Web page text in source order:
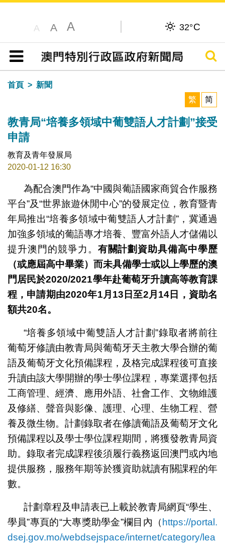
A A A 32°C
目錄
搜尋
首頁
新聞
繁
简
教青局“培養多領域中葡雙語人才計劃”接受
申請
教育及青年發展局
2020-01-12 16:30
為配合澳門作為“中國與葡語國家商貿合作服務
平台”及“世界旅遊休閒中心”的發展定位，教育暨青
年局推出“培養多領域中葡雙語人才計劃”，冀通過
加強多領域的葡語專才培養、豐富外語人才儲備以
提升澳門的競爭力。 有關計劃資助具備高中學歷
（或應屆高中畢業）而未具備學士或以上學歷的澳
門居民於2020/2021學年赴葡萄牙升讀高等教育課
程，申請期由2020年1月13 日至2月14 日，資助名
額共20名。
“培養多領域中葡雙語人才計劃”錄取者將前往
葡萄牙修讀由教青局與葡萄牙天主教大學合辦的葡
語及葡萄牙文化預備課程，及格完成課程後可直接
升讀由該大學開辦的學士學位課程，專業選擇包括
工商管理、經濟、應用外語、社會工作、文物維護
及修繕、聲音與影像、護理、心理、生物工程、營
養及微生物。計劃錄取者在修讀葡語及葡萄牙文化
預備課程以及學士學位課程期間，將獲發教青局資
助。錄取者完成課程後須履行義務返回澳門或內地
提供服務，服務年期等於獲資助就讀有關課程的年
數。
計劃章程及申請表已上載於教青局網頁“學生、
學員”專頁的“大專獎助學金”欄目內（https://portal.
dsej.gov.mo/webdsejspace/internet/category/lea